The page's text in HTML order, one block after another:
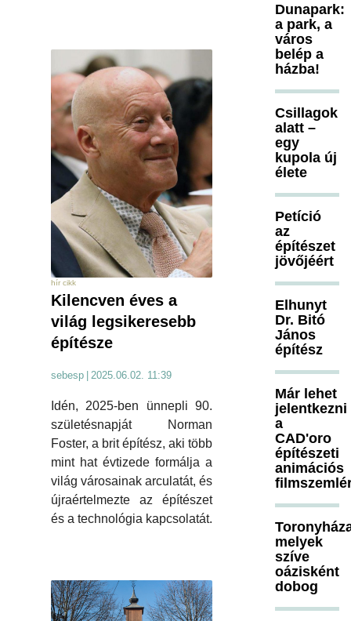
hír cikk
Kilencven éves a
világ legsikeresebb
építésze
sebesp 2025.06.02. 11:39
Idén, 2025-ben ünnepli 90.
születésnapját Norman
Foster, a brit építész, aki több
mint hat évtizede formálja a
világ városainak arculatát, és
újraértelmezte az építészet
és a technológia kapcsolatát.
Dunapark:
a park, a
város
belép a
házba!
Csillagok
alatt –
egy
kupola új
élete
Petíció
az
építészet
jövőjéért
Elhunyt
Dr. Bitó
János
építész
Már lehet
jelentkezni
a
CAD'oro
építészeti
animációs
melyek
szíve
oázisként
dobog